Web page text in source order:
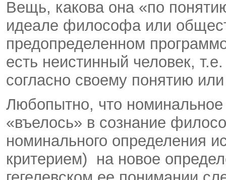
Вещь, какова она «по
идеале философа или
предопределенном
есть неистинный человек,
согласно своему понятию
Любопытно, что
«въелось» в сознание
номинального определения
критерием) на новое